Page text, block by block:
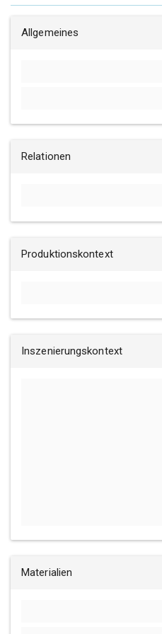
Allgemeines
Relationen
Produktionskontext
Inszenierungskontext
Materialien